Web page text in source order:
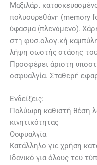
Μαξιλάρι
πολυουρεθάνη (memory
ύφασμα (πλενόμενο).
στη φυσιολογική
λήψη σωστής στάσης
Προσφέρει άριστη
οσφυαλγία. Σταθερή
Ενδείξεις:
Πολύωρη καθιστή θέση
κινητικότητας
Οσφυαλγία
Κατάλληλο για χρήση
Ιδανικό για όλους του